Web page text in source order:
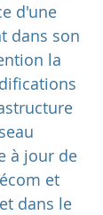
d'une
dans son
la
à jour de
et
dans le